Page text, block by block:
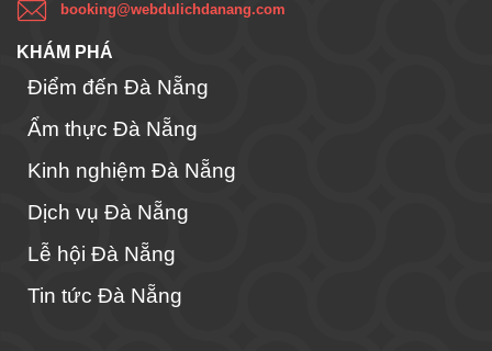
booking@webdulichdanang.com
KHÁM PHÁ
Điểm đến Đà Nẵng
Ẩm thực Đà Nẵng
Kinh nghiệm Đà Nẵng
Dịch vụ Đà Nẵng
Lễ hội Đà Nẵng
Tin tức Đà Nẵng